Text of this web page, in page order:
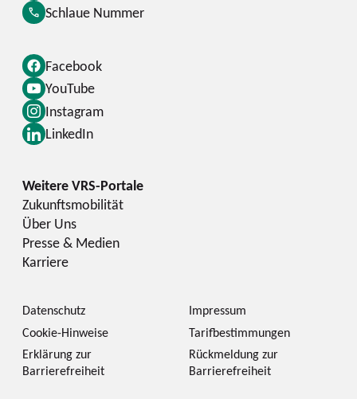
Facebook
YouTube
Instagram
LinkedIn
Schlaue Nummer
Zukunftsmobilität
Über Uns
Presse & Medien
Karriere
Datenschutz
Impressum
Cookie-Hinweise
Tarifbestimmungen
Erklärung zur
Barrierefreiheit
Rückmeldung zur
Barrierefreiheit